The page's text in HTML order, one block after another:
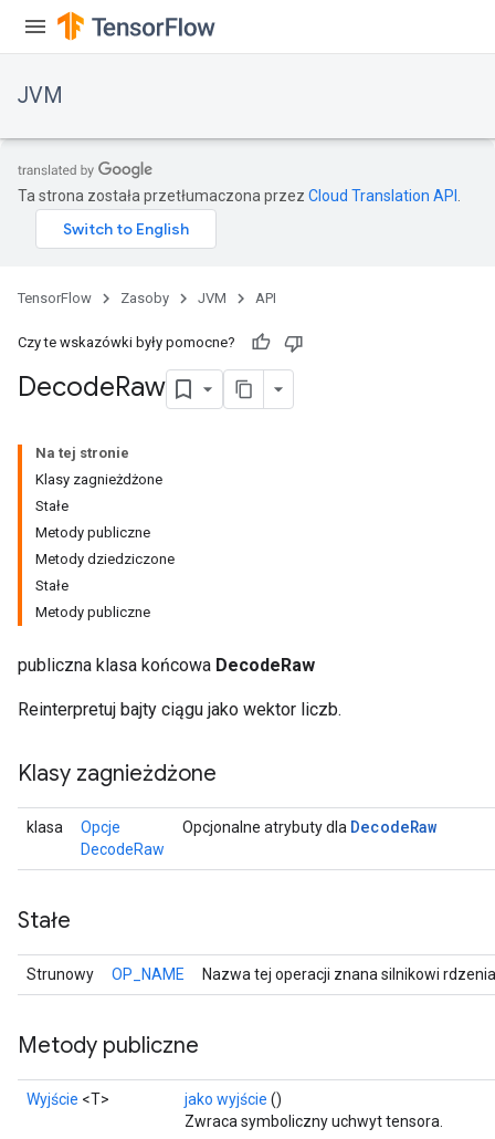
JVM
Ta strona została przetłumaczona przez Cloud Translation API
TensorFlow Zasoby JVM API
Czy te wskazówki były pomocne?
DecodeRaw
Na tej stronie
Klasy zagnieżdżone
Stałe
Metody publiczne
Metody dziedziczone
Stałe
Metody publiczne
publiczna klasa końcowa DecodeRaw
Reinterpretuj bajty ciągu jako wektor liczb.
Klasy zagnieżdżone
klasa
Opcje
DecodeRaw
Opcjonalne atrybuty dla DecodeRaw
Stałe
Strunowy OP_NAME Nazwa tej operacji znana silnikowi
Metody publiczne
Wyjście <T> jako wyjście ()
Zwraca symboliczny uchwyt tensora.